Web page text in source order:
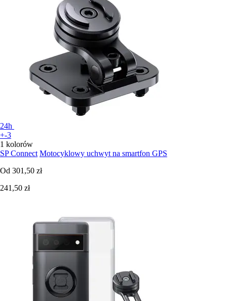
24h
+-3
1 kolorów
SP Connect Motocyklowy uchwyt na smartfon GPS
Od 301,50 zł
241,50 zł